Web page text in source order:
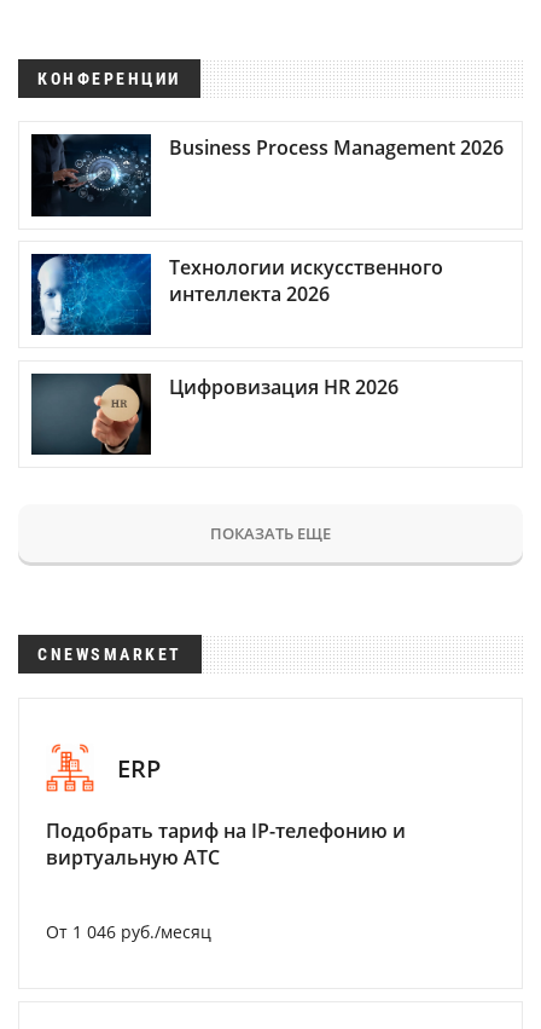
КОНФЕРЕНЦИИ
Business Process Management 2026
Технологии искусственного
интеллекта 2026
Цифровизация HR 2026
ПОКАЗАТЬ ЕЩЕ
CNEWSMARKET
ERP
Подобрать тариф на IP-телефонию и
виртуальную АТС
От 1 046 руб./месяц